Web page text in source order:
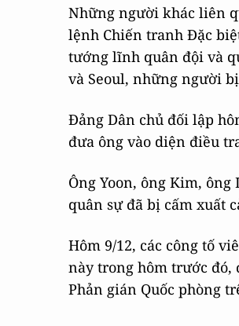
Những người khác liên
lệnh Chiến tranh Đặc
tướng lĩnh quân đội và
và Seoul, những người
Đảng Dân chủ đối lập
đưa ông vào diện điều
Ông Yoon, ông Kim,
quân sự đã bị cấm xuất
Hôm 9/12, các công tố
này trong hôm trước đó,
Phản gián Quốc phòng